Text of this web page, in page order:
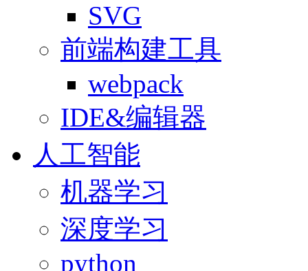
SVG
前端构建工具
webpack
IDE&编辑器
人工智能
机器学习
深度学习
python